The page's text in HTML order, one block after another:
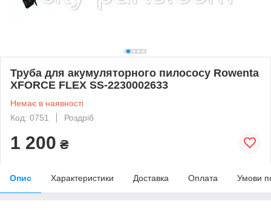
Труба для акумуляторного пилососу Rowenta
XFORCE FLEX SS-2230002633
Немає в наявності
Код: 0751
Роздріб
1 200 ₴
Опис Характеристики Доставка Оплата Умови